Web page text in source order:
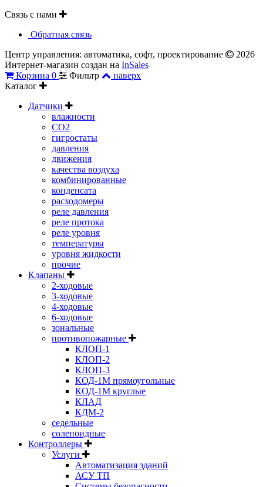
Связь с нами
Обратная связь
Центр управления: автоматика, софт, проектирование
2026
Интернет-магазин создан на InSales
Корзина 0 Фильтр
наверх
Каталог
Датчики
влажности
CO2
гигростаты
давления
движения
качества воздуха
комбинированные
конденсата
расходомеры
реле давления
реле протока
реле уровня
температуры
уровня жидкости
прочие
Клапаны
2-ходовые
3-ходовые
4-ходовые
6-ходовые
зональные
противопожарные
КЛОП-1
КЛОП-2
КЛОП-3
КОД-1М прямоугольные
КОД-1М круглые
КЛАД
КДМ-2
седельные
соленоидные
Контроллеры
Услуги
Автоматизация зданий
АСУ ТП